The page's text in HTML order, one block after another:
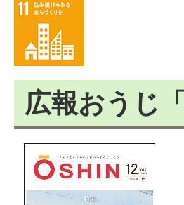
広報おうじ